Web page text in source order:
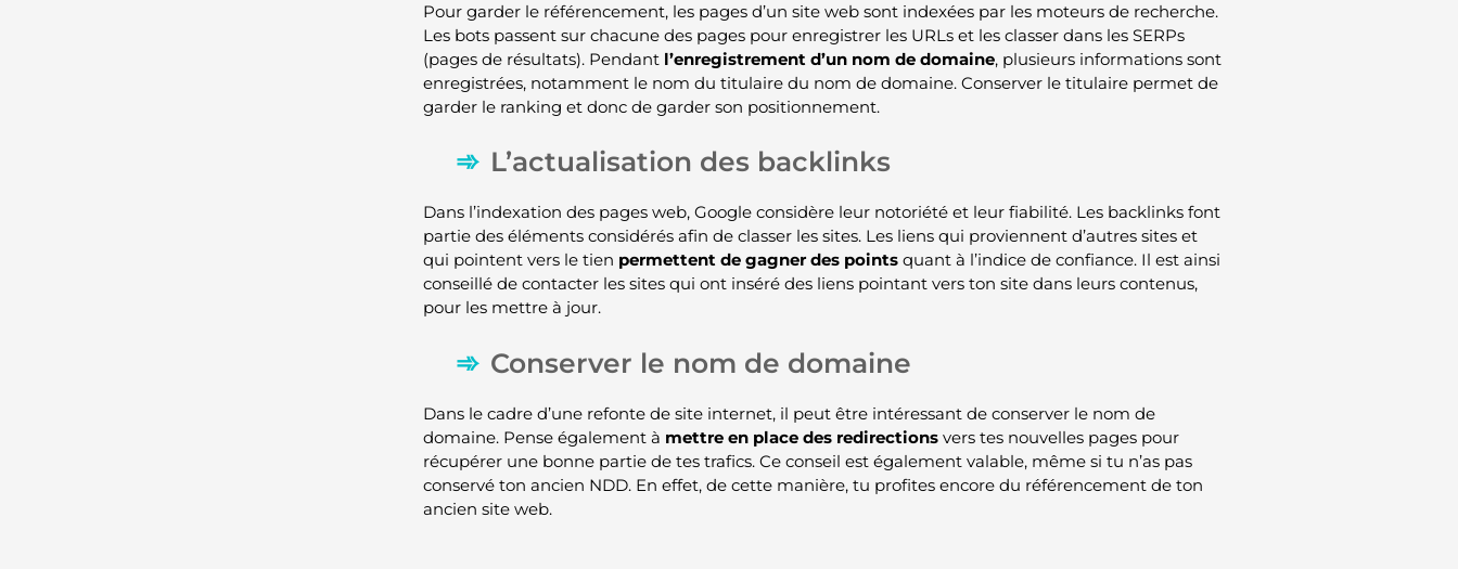
Pour garder le référencement, les pages d’un site web sont indexées par les moteurs de recherche.
Les bots passent sur chacune des pages pour enregistrer les URLs et les classer dans les SERPs
(pages de résultats). Pendant l’enregistrement d’un nom de domaine, plusieurs informations sont
enregistrées, notamment le nom du titulaire du nom de domaine. Conserver le titulaire permet de
garder le ranking et donc de garder son positionnement.
L’actualisation des backlinks
Dans l’indexation des pages web, Google considère leur notoriété et leur fiabilité. Les backlinks font
partie des éléments considérés afin de classer les sites. Les liens qui proviennent d’autres sites et
qui pointent vers le tien permettent de gagner des pointsquant à l’indice de confiance. Il est ainsi
conseillé de contacter les sites qui ont inséré des liens pointant vers ton site dans leurs contenus,
pour les mettre à jour.
Conserver le nom de domaine
Dans le cadre d’une refonte de site internet, il peut être intéressant de conserver le nom de
domaine. Pense également à mettre en place des redirectionsvers tes nouvelles pages pour
récupérer une bonne partie de tes trafics. Ce conseil est également valable, même si tu n’as pas
conservé ton ancien NDD. En effet, de cette manière, tu profites encore du référencement de ton
ancien site web.